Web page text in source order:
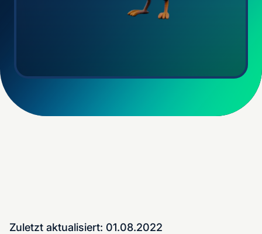
Zuletzt aktualisiert: 01.08.2022